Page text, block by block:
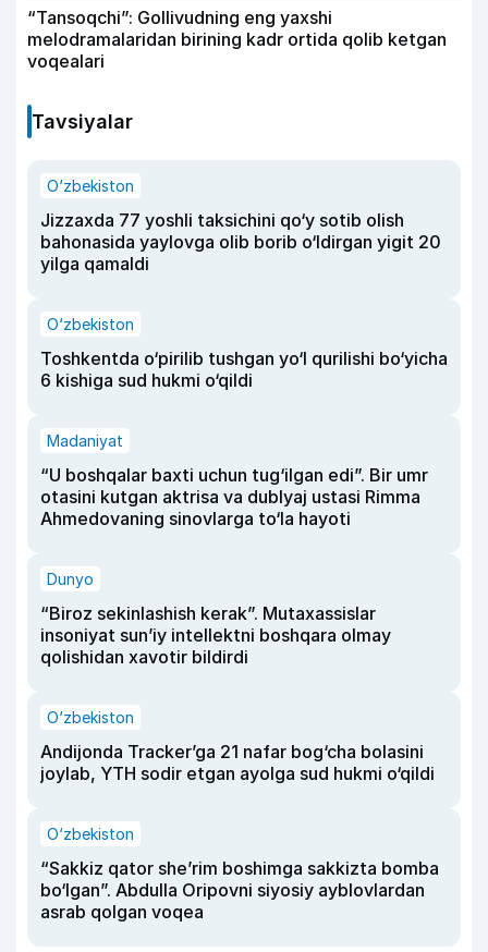
“Tansoqchi”: Gollivudning eng yaxshi
melodramalaridan birining kadr ortida qolib ketgan
voqealari
Tavsiyalar
O‘zbekiston
Jizzaxda 77 yoshli taksichini qo‘y sotib olish
bahonasida yaylovga olib borib o‘ldirgan yigit 20
yilga qamaldi
O‘zbekiston
Toshkentda o‘pirilib tushgan yo‘l qurilishi bo‘yicha
6 kishiga sud hukmi o‘qildi
Madaniyat
“U boshqalar baxti uchun tug‘ilgan edi”. Bir umr
otasini kutgan aktrisa va dublyaj ustasi Rimma
Ahmedovaning sinovlarga to‘la hayoti
Dunyo
“Biroz sekinlashish kerak”. Mutaxassislar
insoniyat sun’iy intellektni boshqara olmay
qolishidan xavotir bildirdi
O‘zbekiston
Andijonda Tracker’ga 21 nafar bog‘cha bolasini
joylab, YTH sodir etgan ayolga sud hukmi o‘qildi
O‘zbekiston
“Sakkiz qator she’rim boshimga sakkizta bomba
bo‘lgan”. Abdulla Oripovni siyosiy ayblovlardan
asrab qolgan voqea